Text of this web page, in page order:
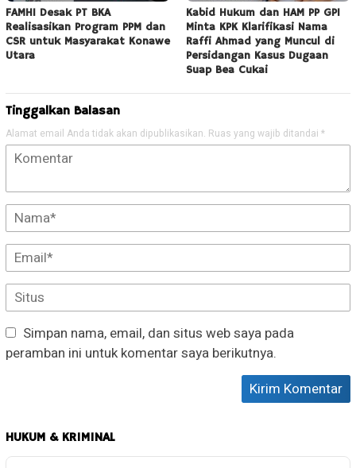
FAMHI Desak PT BKA
Realisasikan Program PPM dan
CSR untuk Masyarakat Konawe
Utara
Kabid Hukum dan HAM PP GPI
Minta KPK Klarifikasi Nama
Raffi Ahmad yang Muncul di
Persidangan Kasus Dugaan
Suap Bea Cukai
Tinggalkan Balasan
Alamat email Anda tidak akan dipublikasikan. Ruas yang wajib ditandai *
Simpan nama, email, dan situs web saya pada
peramban ini untuk komentar saya berikutnya.
HUKUM & KRIMINAL